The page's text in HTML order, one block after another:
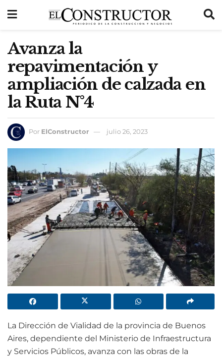
Avanza la
repavimentación y
ampliación de calzada en
la Ruta N°4
Por ElConstructor julio 26, 2023
La Dirección de Vialidad de la provincia de Buenos
Aires, dependiente del Ministerio de Infraestructura
y Servicios Públicos, avanza con las obras de la